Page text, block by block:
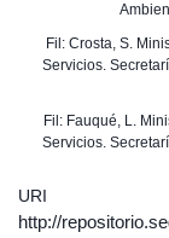
Fil: Crosta, S.
Servicios.
Fil: Fauqué, L.
Servicios.
URI
http://